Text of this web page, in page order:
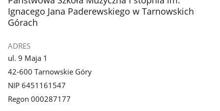
galerii.
Ignacego Jana Paderewskiego w Tarnowskich
Górach
ADRES
ul. 9 Maja 1
42-600 Tarnowskie Góry
NIP 6451161547
Regon 000287177